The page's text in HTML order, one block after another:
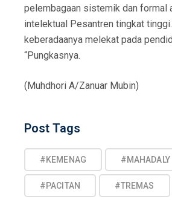
pelembagaan sistemik dan formal
intelektual Pesantren tingkat
keberadaanya melekat pada
“Pungkasnya.
(Muhdhori A/Zanuar Mubin)
Post Tags
#KEMENAG #MAHADALY
#PACITAN #TREMAS